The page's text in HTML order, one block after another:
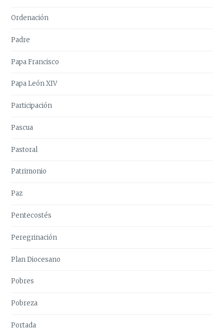
Ordenación
Padre
Papa Francisco
Papa León XIV
Participación
Pascua
Pastoral
Patrimonio
Paz
Pentecostés
Peregrinación
Plan Diocesano
Pobres
Pobreza
Portada